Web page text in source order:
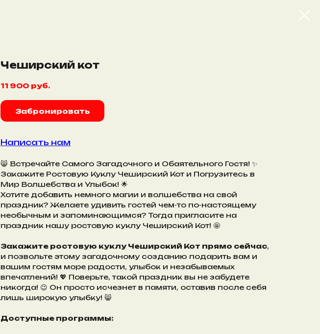
Чеширский кот
11 900 руб.
Забронировать
Написать нам
😸 Встречайте Самого Загадочного и Обаятельного Гостя! ✨
Закажите Ростовую Куклу Чеширский Кот и Погрузитесь в
Мир Волшебства и Улыбок! 🌟
Хотите добавить немного магии и волшебства на свой
праздник? Желаете удивить гостей чем-то по-настоящему
необычным и запоминающимся? Тогда пригласите на
праздник нашу ростовую куклу Чеширский Кот! 🤩
Закажите ростовую куклу Чеширский Кот прямо сейчас,
и позвольте этому загадочному созданию подарить вам и
вашим гостям море радости, улыбок и незабываемых
впечатлений! 💖 Поверьте, такой праздник вы не забудете
никогда! 😉 Он просто исчезнет в памяти, оставив после себя
лишь широкую улыбку! 😸
Доступные программы: